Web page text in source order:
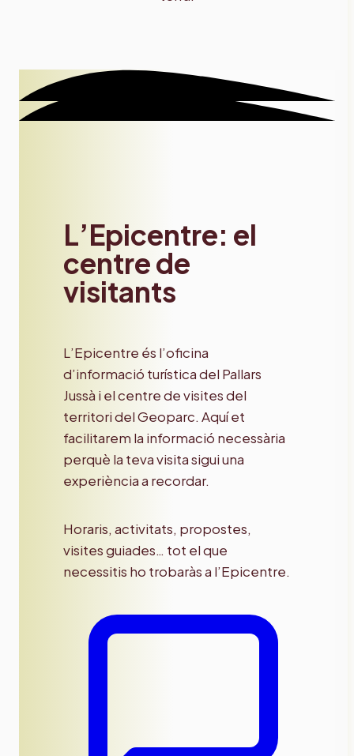
L’Epicentre: el
centre de
visitants
L’Epicentre és l’oficina
d’informació turística del Pallars
Jussà i el centre de visites del
territori del Geoparc. Aquí et
facilitarem la informació necessària
perquè la teva visita sigui una
experiència a recordar.
Horaris, activitats, propostes,
visites guiades… tot el que
necessitis ho trobaràs a l’Epicentre.